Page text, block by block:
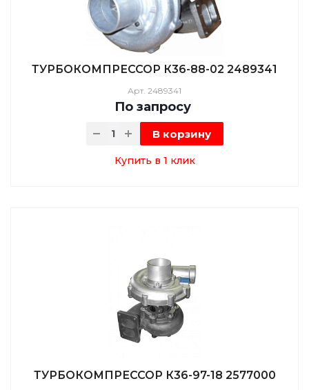
ТУРБОКОМПРЕССОР К36-88-02 2489341
Арт. 2489341
По запросу
В корзину
Купить в 1 клик
ТУРБОКОМПРЕССОР К36-97-18 2577000